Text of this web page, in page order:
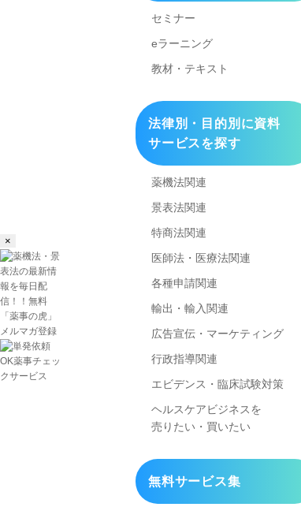
×
セミナー
eラーニング
教材・テキスト
法律別・目的別に資料
サービスを探す
薬機法関連
景表法関連
特商法関連
医師法・医療法関連
各種申請関連
輸出・輸入関連
広告宣伝・マーケティング
行政指導関連
エビデンス・臨床試験対策
ヘルスケアビジネスを
売りたい・買いたい
無料サービス集